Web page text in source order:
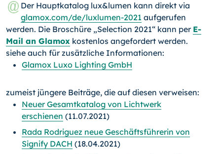
Der Hauptkatalog lux&lumen kann direkt via
glamox.com/de/luxlumen-2021 aufgerufen
werden. Die Broschüre „Selection 2021“ kann per E-
Mail an Glamox kostenlos angefordert werden.
siehe auch für zusätzliche Informationen:
Glamox Luxo Lighting GmbH
zumeist jüngere Beiträge, die auf diesen verweisen:
Neuer Gesamtkatalog von Lichtwerk
erschienen (11.07.2021)
Rada Rodriguez neue Geschäftsführerin von
Signify DACH (18.04.2021)